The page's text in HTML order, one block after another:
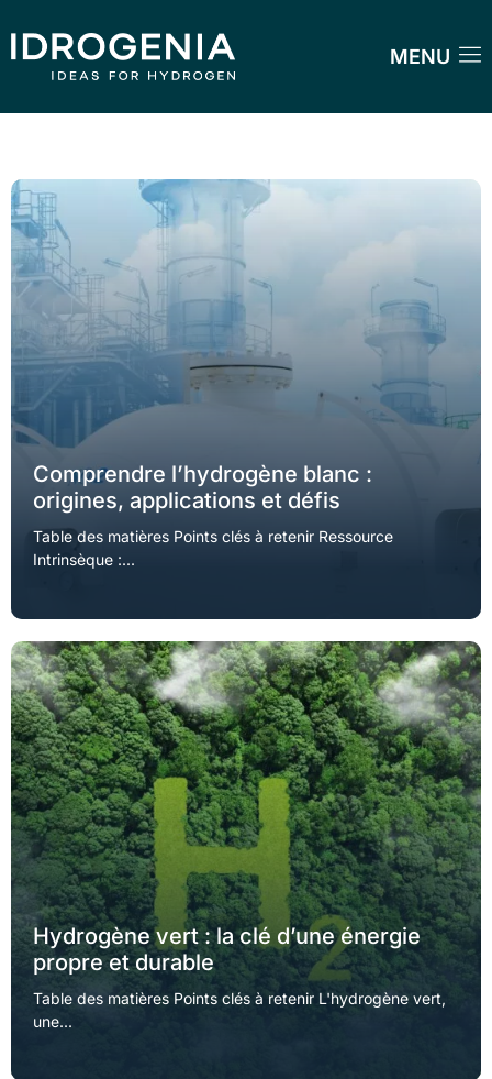
MENU
Comprendre l’hydrogène blanc :
origines, applications et défis
Table des matières Points clés à retenir Ressource
Intrinsèque :...
Hydrogène vert : la clé d’une énergie
propre et durable
Table des matières Points clés à retenir L'hydrogène vert,
une...